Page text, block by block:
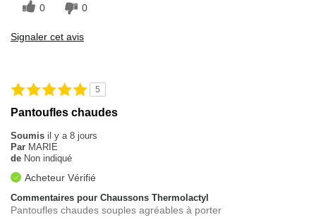
0 0
Signaler cet avis
5
Pantoufles chaudes
Soumis il y a 8 jours
Par MARIE
de Non indiqué
Acheteur Vérifié
Commentaires pour Chaussons Thermolactyl
Pantoufles chaudes souples agréables à porter